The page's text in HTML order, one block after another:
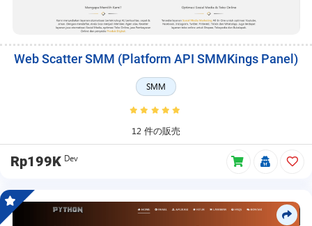
Web Scatter SMM (Platform API SMMKings Panel)
SMM
12 件の販売
Rp199K Dev